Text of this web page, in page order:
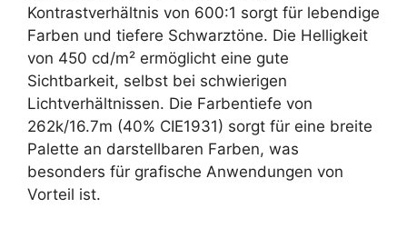
Kontrastverhältnis von 600:1 sorgt für lebendige
Farben und tiefere Schwarztöne. Die Helligkeit
von 450 cd/m² ermöglicht eine gute
Sichtbarkeit, selbst bei schwierigen
Lichtverhältnissen. Die Farbentiefe von
262k/16.7m (40% CIE1931) sorgt für eine breite
Palette an darstellbaren Farben, was
besonders für grafische Anwendungen von
Vorteil ist.